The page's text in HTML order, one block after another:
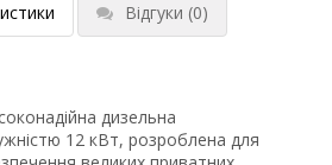
Відгуки (0)
дизельна
12 кВт, розроблена для